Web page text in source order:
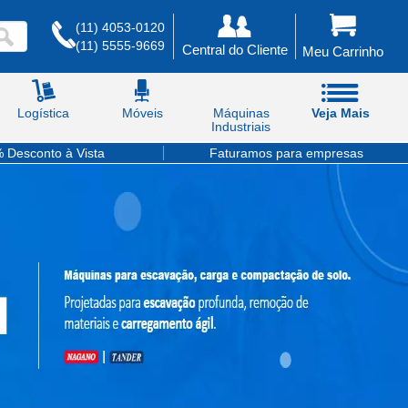
(11) 4053-0120
(11) 5555-9669
Central do Cliente Meu Carrinho
Logística Móveis
Máquinas
Industriais
Veja Mais
Desconto à Vista Faturamos para empresas